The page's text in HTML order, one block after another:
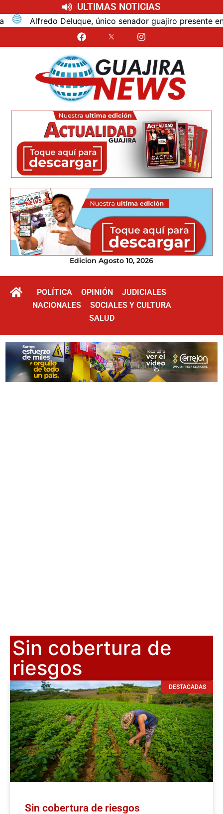
ULTIMAS NOTICIAS
Alfredo Deluque, único senador guajiro presente en la
Edicion Agosto 10, 2026
POLÍTICA OPINIÓN
JUDICIALES
NACIONALES
SOCIALES Y CULTURA
SALUD
Sin cobertura de
riesgos
DESTACADAS
Sin cobertura de riesgos